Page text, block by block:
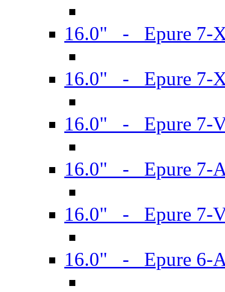
16.0" - Epure 7-
16.0" - Epure 7-
16.0" - Epure 7-
16.0" - Epure 7-
16.0" - Epure 7-
16.0" - Epure 6-